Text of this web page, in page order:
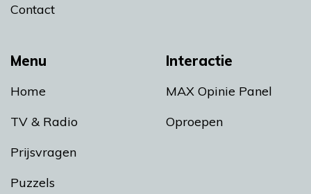
Menu
Home
TV & Radio
Prijsvragen
Puzzels
Interactie
MAX Opinie Panel
Oproepen
Contact